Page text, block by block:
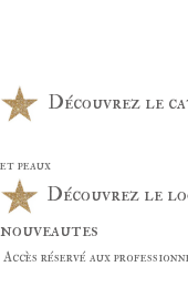
Découvrez le
et peaux
Découvrez le
nouveautes
Accès réservé aux